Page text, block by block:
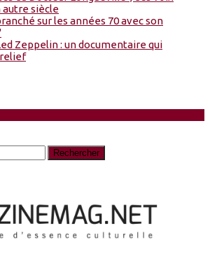
autre siècle
sur les années 70 avec son
Zeppelin : un documentaire qui
relief